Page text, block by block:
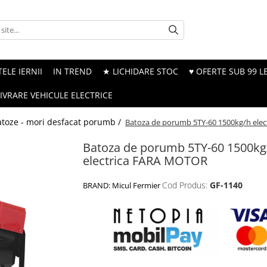
IERNII IN TREND ★ LICHIDARE STOC ♥ OFERTE SUB 99
VEHICULE ELECTRICE
- mori desfacat porumb / Batoza de porumb 5TY-60 1500kg/h
Batoza de porumb 5TY-60
electrica FARA MOTOR
BRAND: Micul Fermier Cod Produs: GF-1140